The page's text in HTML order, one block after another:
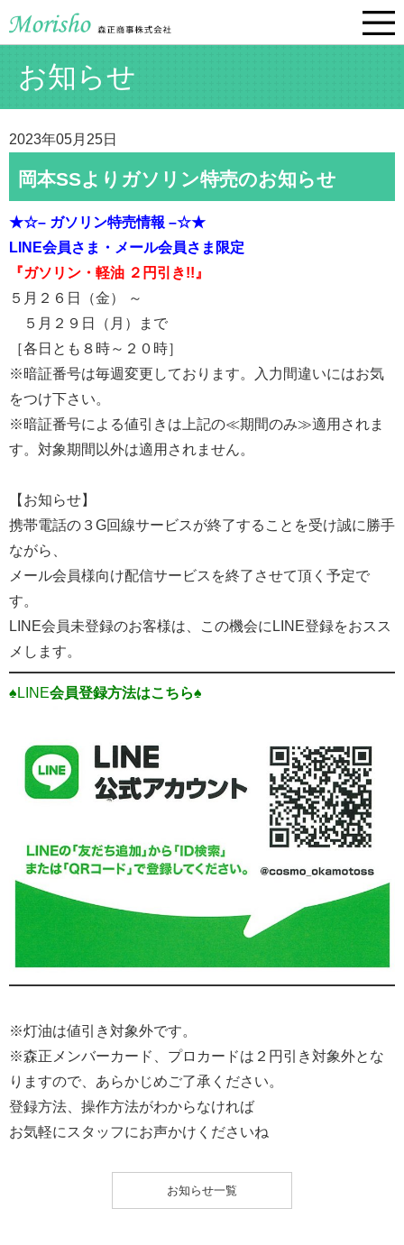
お知らせ
2023年05月25日
岡本SSよりガソリン特売のお知らせ
★☆– ガソリン特売情報 –☆★
LINE会員さま・ メール会員さま限定
『ガソリン・軽油 ２円引き!!』
５月２６日（金） ～
５月２９日（月）まで
［各日とも８時～２０時］
※暗証番号は毎週変更しております。入力間違いにはお気
をつけ下さい。
※暗証番号による値引きは上記の≪期間のみ≫適用されま
す。対象期間以外は適用されません。
【お知らせ】
携帯電話の３G回線サービスが終了することを受け誠に勝手
ながら、
メール会員様向け配信サービスを終了させて頂く予定で
す。
LINE会員未登録のお客様は、この機会にLINE登録をおスス
メします。
♠LINE会員登録方法はこちら♠
※灯油は値引き対象外です。
※森正メンバーカード、プロカードは２円引き対象外とな
りますので、あらかじめご了承ください。
登録方法、操作方法がわからなければ
お気軽にスタッフにお声かけくださいね
お知らせ一覧